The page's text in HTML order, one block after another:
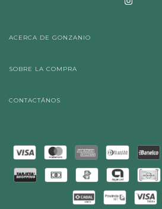
ACERCA DE GONZANIO
SOBRE LA COMPRA
CONTACTÁNOS